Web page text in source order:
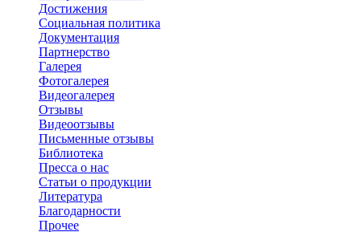
Достижения
Социальная политика
Документация
Партнерство
Галерея
Фотогалерея
Видеогалерея
Отзывы
Видеоотзывы
Письменные отзывы
Библиотека
Пресса о нас
Статьи о продукции
Литература
Благодарности
Прочее